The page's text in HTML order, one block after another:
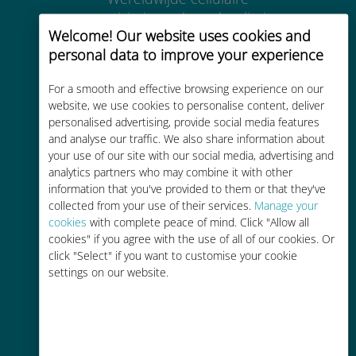
Welcome! Our website uses cookies and
personal data to improve your experience
For a smooth and effective browsing experience on our
website, we use cookies to personalise content, deliver
personalised advertising, provide social media features
and analyse our traffic. We also share information about
your use of our site with our social media, advertising and
analytics partners who may combine it with other
information that you've provided to them or that they've
collected from your use of their services. Manage your
cookies with complete peace of mind. Click "Allow all
cookies" if you agree with the use of all of our cookies. Or
click "Select" if you want to customise your cookie
settings on our website.
connectiviteit van hoge kwaliteit op
meer dan 200 bestemmingen
Kosteneffectief
Tot 90% goedkoper dan
roamingkosten bij je huidige
provider